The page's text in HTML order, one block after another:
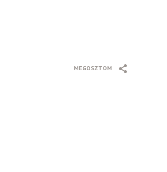
MEGOSZTOM